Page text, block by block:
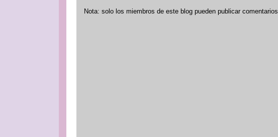
Nota: solo los miembros de este blog pueden publicar comentarios.